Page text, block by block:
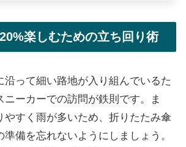
楽しむための立ち回り術
沿って細い路地が入り組んでいるた
ニーカーでの訪問が鉄則です。ま
やすく雨が多いため、折りたたみ傘
備を忘れないようにしましょう。